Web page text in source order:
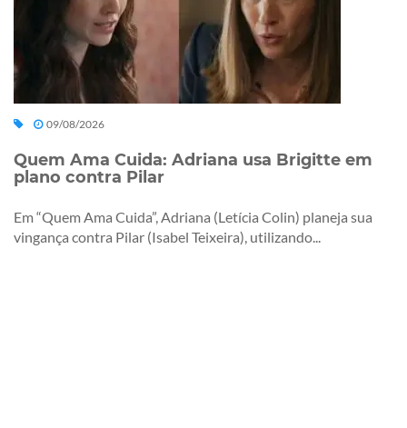
09/08/2026
Quem Ama Cuida: Adriana usa Brigitte em
plano contra Pilar
Em “Quem Ama Cuida”, Adriana (Letícia Colin) planeja sua
vingança contra Pilar (Isabel Teixeira), utilizando...